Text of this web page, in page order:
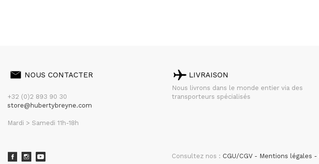
NOUS CONTACTER
+32 (0)2 893 90 30
store@hubertybreyne.com
Mardi > Samedi 11h-18h
LIVRAISON
Nous livrons dans le monde entier via des
transporteurs spécialisés
Consultez nos : CGU/CGV Mentions légales